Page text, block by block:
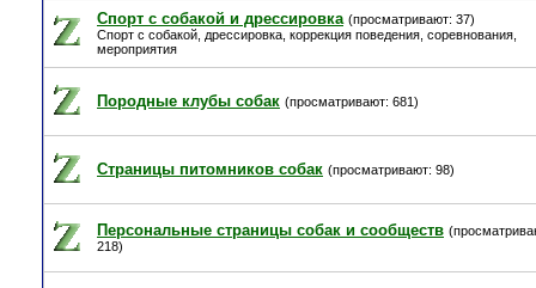
Спорт с собакой и дрессировка (просматривают: 37)
Спорт с собакой, дрессировка, коррекция поведения, соревнования,
мероприятия
Породные клубы собак (просматривают: 681)
Страницы питомников собак (просматривают: 98)
Персональные страницы собак и сообществ
218)